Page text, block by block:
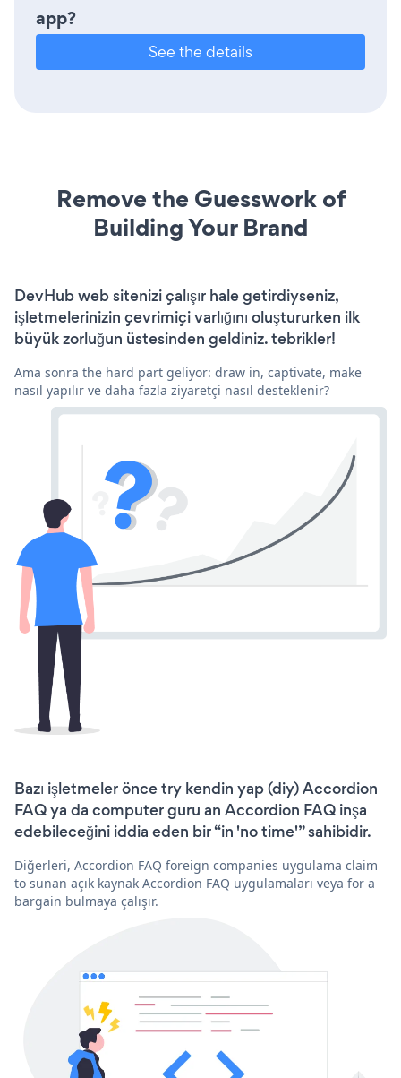
app?
See the details
Remove the Guesswork of
Building Your Brand
DevHub web sitenizi çalışır hale getirdiyseniz,
işletmelerinizin çevrimiçi varlığını oluştururken ilk
büyük zorluğun üstesinden geldiniz. tebrikler!
Ama sonra the hard part geliyor: draw in, captivate, make
nasıl yapılır ve daha fazla ziyaretçi nasıl desteklenir?
Bazı işletmeler önce try kendin yap (diy) Accordion
FAQ ya da computer guru an Accordion FAQ inşa
edebileceğini iddia eden bir “in 'no time'” sahibidir.
Diğerleri, Accordion FAQ foreign companies uygulama claim
to sunan açık kaynak Accordion FAQ uygulamaları veya for a
bargain bulmaya çalışır.